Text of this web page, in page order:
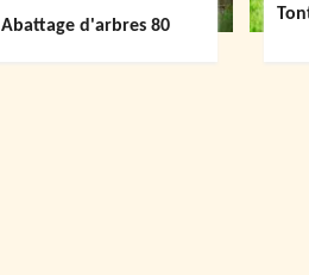
Abattage d'arbres 80